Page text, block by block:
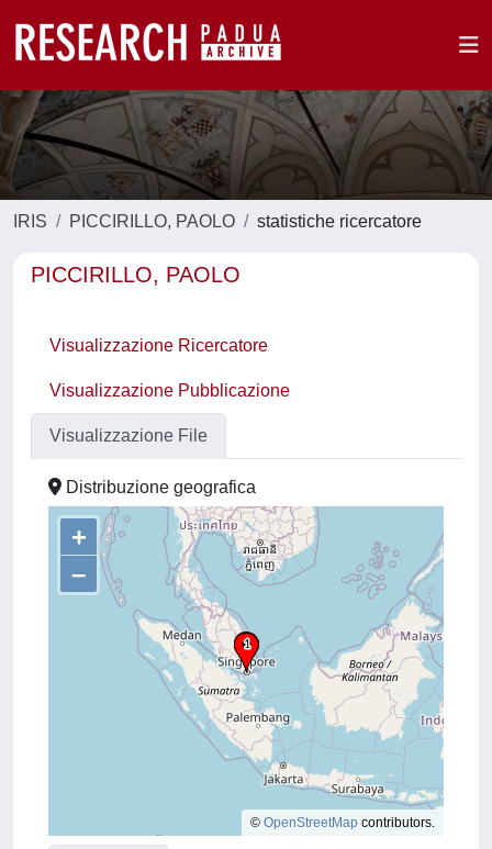
IRIS PICCIRILLO, PAOLO statistiche ricercatore
PICCIRILLO, PAOLO
Visualizzazione Ricercatore
Visualizzazione Pubblicazione
Visualizzazione File
Distribuzione geografica
+
–
© OpenStreetMap contributors.